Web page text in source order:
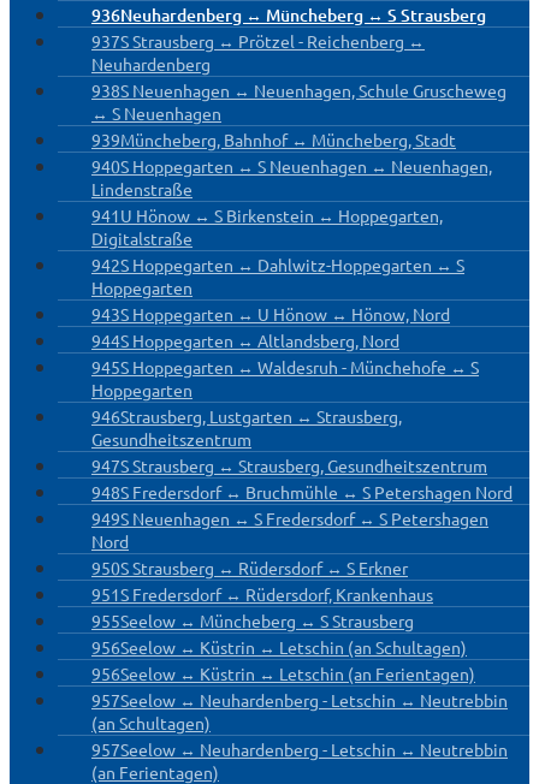
936Neuhardenberg ↔ Müncheberg ↔ S Strausberg
937S Strausberg ↔ Prötzel - Reichenberg ↔
Neuhardenberg
938S Neuenhagen ↔ Neuenhagen, Schule Gruscheweg
↔ S Neuenhagen
939Müncheberg, Bahnhof ↔ Müncheberg, Stadt
940S Hoppegarten ↔ S Neuenhagen ↔ Neuenhagen,
Lindenstraße
941U Hönow ↔ S Birkenstein ↔ Hoppegarten,
Digitalstraße
942S Hoppegarten ↔ Dahlwitz-Hoppegarten ↔ S
Hoppegarten
943S Hoppegarten ↔ U Hönow ↔ Hönow, Nord
944S Hoppegarten ↔ Altlandsberg, Nord
945S Hoppegarten ↔ Waldesruh - Münchehofe ↔ S
Hoppegarten
946Strausberg, Lustgarten ↔ Strausberg,
Gesundheitszentrum
947S Strausberg ↔ Strausberg, Gesundheitszentrum
948S Fredersdorf ↔ Bruchmühle ↔ S Petershagen Nord
949S Neuenhagen ↔ S Fredersdorf ↔ S Petershagen
Nord
950S Strausberg ↔ Rüdersdorf ↔ S Erkner
951S Fredersdorf ↔ Rüdersdorf, Krankenhaus
955Seelow ↔ Müncheberg ↔ S Strausberg
956Seelow ↔ Küstrin ↔ Letschin (an Schultagen)
956Seelow ↔ Küstrin ↔ Letschin (an Ferientagen)
957Seelow ↔ Neuhardenberg - Letschin ↔ Neutrebbin
(an Schultagen)
957Seelow ↔ Neuhardenberg - Letschin ↔ Neutrebbin
(an Ferientagen)